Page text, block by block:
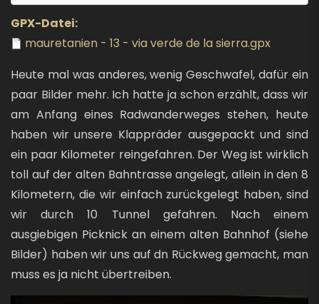
GPX-Datei
mauretanien - 13 - via verde de la sierra.gpx
Heute mal was anderes, wenig Geschwafel, dafür ein
paar Bilder mehr. Ich hatte ja schon erzählt, dass wir
am Anfang eines Radwanderweges stehen, heute
haben wir unsere Klappräder ausgepackt und sind
ein paar Kilometer reingefahren. Der Weg ist wirklich
toll auf der alten Bahntrasse angelegt, allein in den 8
Kilometern, die wir einfach zurückgelegt haben, sind
wir durch 10 Tunnel gefahren. Nach einem
ausgiebigen Picknick an einem alten Bahnhof (siehe
Bilder) haben wir uns auf dn Rückweg gemacht, man
muss es ja nicht übertreiben.